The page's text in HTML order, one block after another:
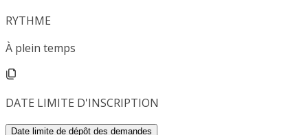
RYTHME
À plein temps
DATE LIMITE D'INSCRIPTION
Date limite de dépôt des demandes